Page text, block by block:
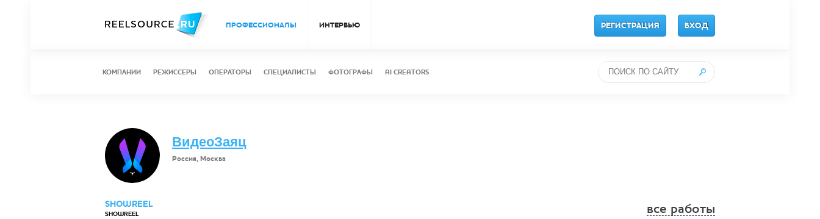
ПРОФЕССИОНАЛЫ ИНТЕРВЬЮ РЕГИСТРАЦИЯ ВХОД
КОМПАНИИ РЕЖИССЕРЫ ОПЕРАТОРЫ СПЕЦИАЛИСТЫ ФОТОГРАФЫ AI CREATORS
ВидеоЗаяц
Россия, Москва
SHOWREEL все работы
SHOWREEL